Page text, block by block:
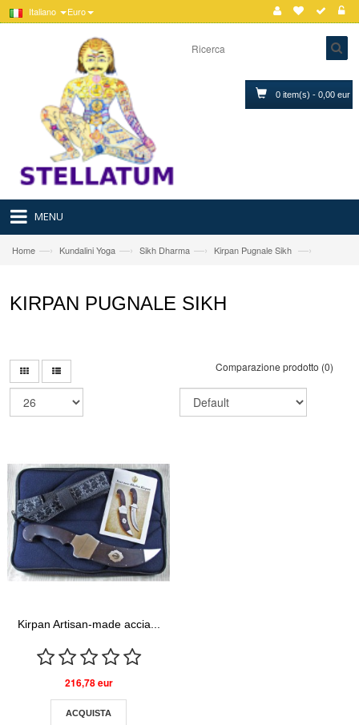
Italiano Euro
0 item(s) - 0,00 eur
MENU
Home —› Kundalini Yoga —› Sikh Dharma —› Kirpan Pugnale Sikh —›
KIRPAN PUGNALE SIKH
Comparazione prodotto (0)
Kirpan Artisan-made accia...
216,78 eur
ACQUISTA